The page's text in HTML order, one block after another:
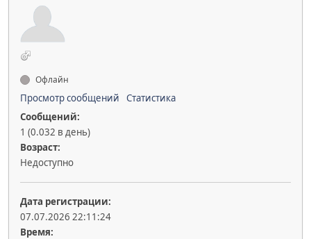
Офлайн
Просмотр сообщений
Статистика
Сообщений:
1 (0.032 в день)
Возраст:
Недоступно
Дата регистрации:
07.07.2026 22:11:24
Время: